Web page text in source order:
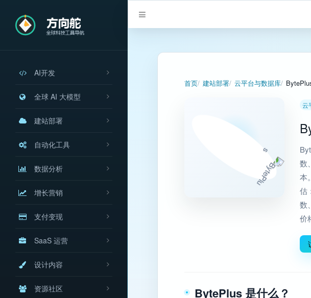
AI开发
全球 AI 大模型
建站部署
自动化工具
数据分析
增长营销
支付变现
SaaS 运营
设计内容
资源社区
首页 建站部署 云平台与数据库
云
数
本
估
数
价
BytePlus 是什么？